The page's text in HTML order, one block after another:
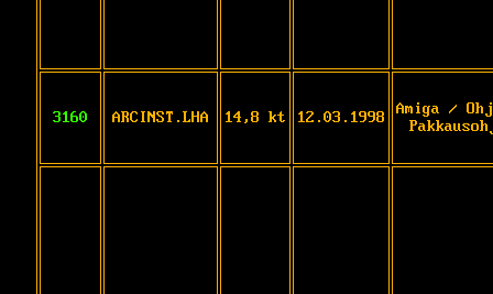
3160 ARCINST.LHA 14,8 kt 12.03.1998
Amiga /